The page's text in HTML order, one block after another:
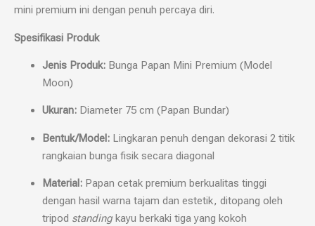
mini premium ini dengan penuh percaya diri.
Spesifikasi Produk
Jenis Produk: Bunga Papan Mini Premium (Model
Moon)
Ukuran: Diameter 75 cm (Papan Bundar)
Bentuk/Model: Lingkaran penuh dengan dekorasi 2 titik
rangkaian bunga fisik secara diagonal
Material: Papan cetak premium berkualitas tinggi
dengan hasil warna tajam dan estetik, ditopang oleh
tripod standingkayu berkaki tiga yang kokoh